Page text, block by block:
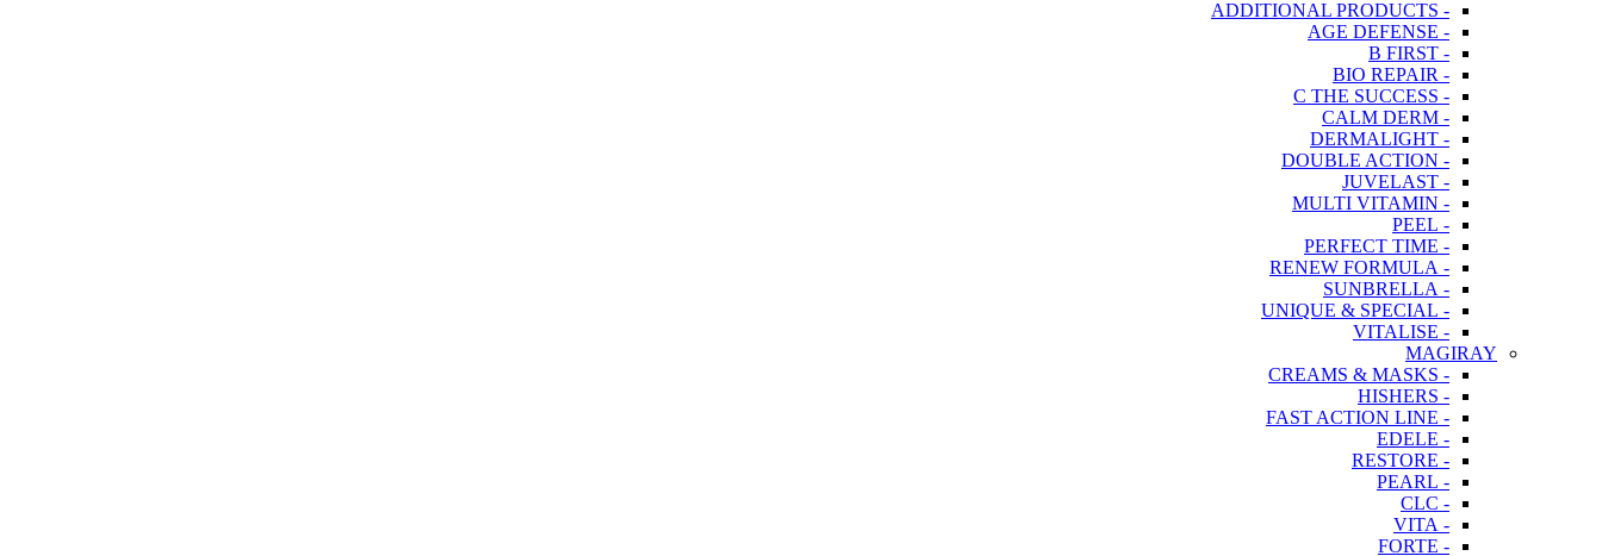
- ADDITIONAL PRODUCTS
- AGE DEFENSE
- B FIRST
- BIO REPAIR
- C THE SUCCESS
- CALM DERM
- DERMALIGHT
- DOUBLE ACTION
- JUVELAST
- MULTI VITAMIN
- PEEL
- PERFECT TIME
- RENEW FORMULA
- SUNBRELLA
- UNIQUE & SPECIAL
- VITALISE
MAGIRAY
- CREAMS & MASKS
- HISHERS
- FAST ACTION LINE
- EDELE
- RESTORE
- PEARL
- CLC
- VITA
- FORTE